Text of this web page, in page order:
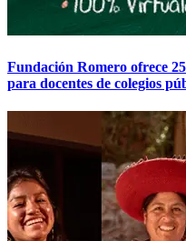
Fundación Romero ofrece
para docentes de colegios